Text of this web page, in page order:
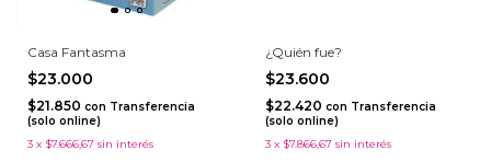
Casa Fantasma
$23.000
$21.850 con Transferencia
(solo online)
3 x $7.666,67 sin interés
¿Quién fue?
$23.600
$22.420 con Transferencia
(solo online)
3 x $7.866,67 sin interés